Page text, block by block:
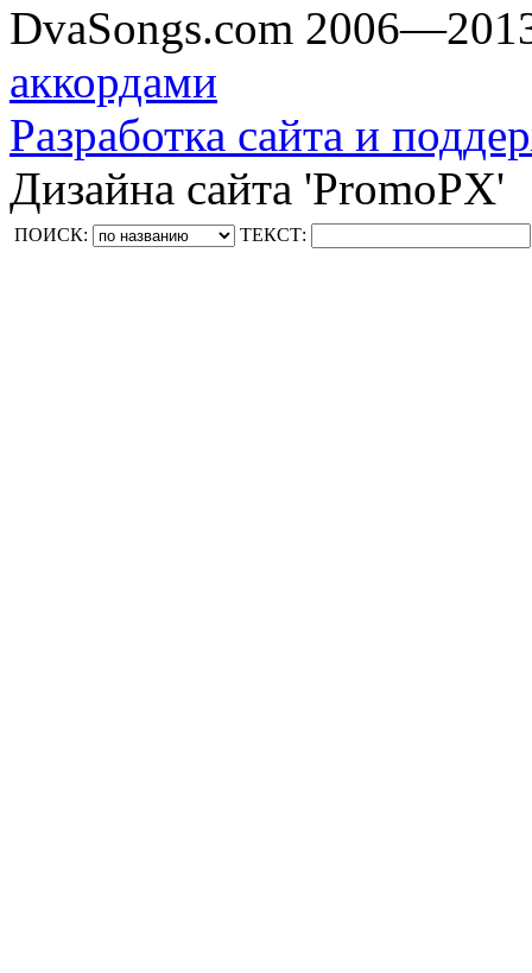
DvaSongs.com
аккордами
Разработка сайта и
Дизайна сайта 'PromoPX'
ПОИСК: ТЕКСТ: